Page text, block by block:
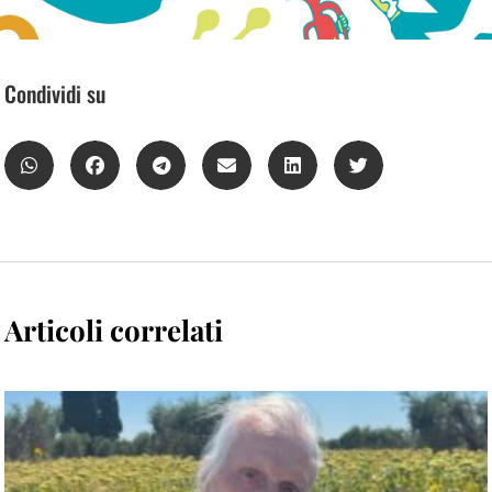
Condividi su
Articoli correlati